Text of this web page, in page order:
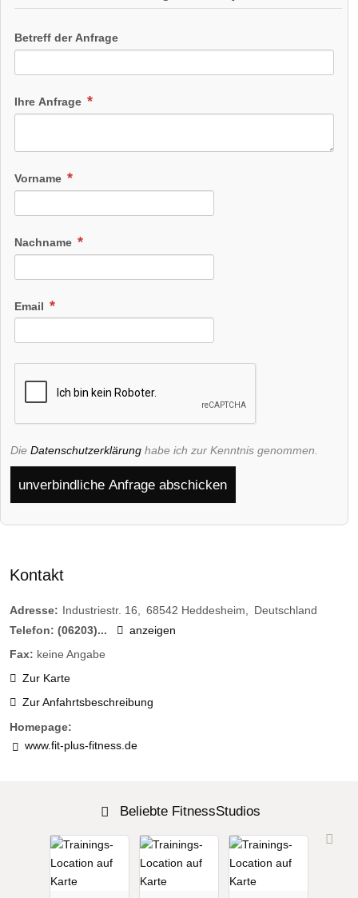
Betreff der Anfrage
Ihre Anfrage
Vorname
Nachname
Email
Die Datenschutzerklärung habe ich zur Kenntnis genommen.
unverbindliche Anfrage abschicken
Kontakt
Adresse: Industriestr. 16 68542 Heddesheim
Deutschland
Telefon: (06203)...
anzeigen
Fax: keine Angabe
Zur Karte
Zur Anfahrtsbeschreibung
Homepage:
www.fit-plus-fitness.de
Beliebte FitnessStudios